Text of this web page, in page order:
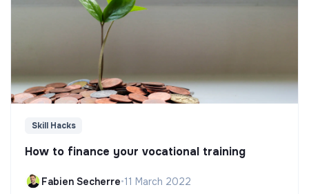
Skill Hacks
How to finance your vocational training
Fabien Secherre•11 March 2022